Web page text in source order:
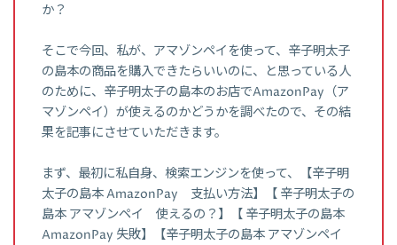
か？
そこで今回、私が、アマゾンペイを使って、辛子明太子
の島本の商品を購入できたらいいのに、と思っている人
のために、辛子明太子の島本のお店でAmazonPay（ア
マゾンペイ）が使えるのかどうかを調べたので、その結
果を記事にさせていただきます。
まず、最初に私自身、検索エンジンを使って、【辛子明
太子の島本 AmazonPay 支払い方法】【 辛子明太子の
島本 アマゾンペイ 使えるの？】【 辛子明太子の島本
AmazonPay 失敗】【辛子明太子の島本 アマゾンペイ